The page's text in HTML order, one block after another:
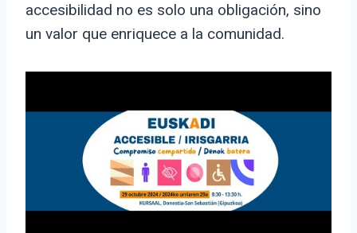
accesibilidad no es solo una obligación, sino
un valor que enriquece a la comunidad.